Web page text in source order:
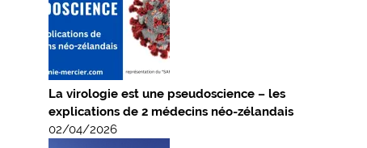
La virologie est une pseudoscience – les
explications de 2 médecins néo-zélandais
02/04/2026